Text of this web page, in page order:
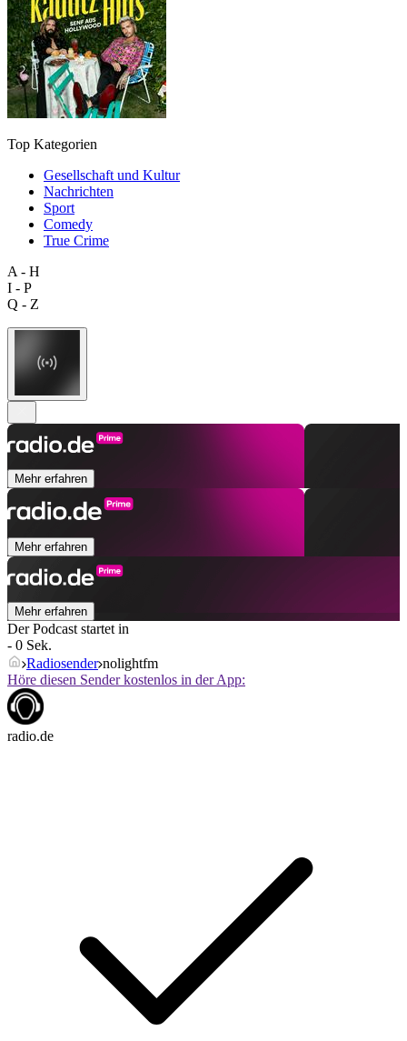
Top Kategorien
Gesellschaft und Kultur
Nachrichten
Sport
Comedy
True Crime
A - H
I - P
Q - Z
Mehr erfahren
Mehr erfahren
Mehr erfahren
Der Podcast startet in
- 0 Sek.
Radiosender nolightfm
Höre diesen Sender kostenlos in der App:
radio.de